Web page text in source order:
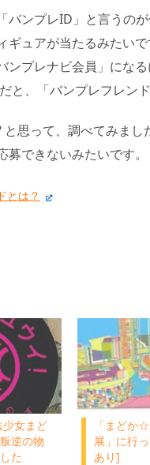
バンプレID」と言うの
ギュアが当たるみたい
ンプレナビ会員」にな
と、「バンプレフレン
と思って、調べてみま
できないみたいです。
とは？
女まど
逆の物
た
「まどか
展」に行
あり]